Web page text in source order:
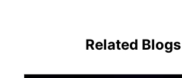
Related Blogs